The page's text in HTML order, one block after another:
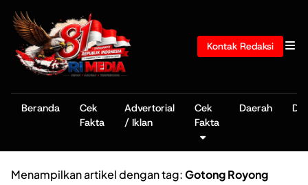
Kontak Redaksi
Beranda
Cek
Fakta
Advertorial
/ Iklan
Cek
Fakta
Daerah
Menampilkan artikel dengan tag:Gotong Royong